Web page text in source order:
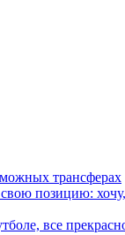
трансферах
позицию:
все